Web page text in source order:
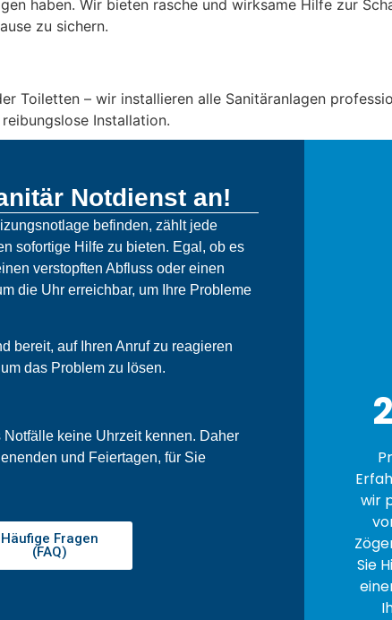
haben. Wir bieten rasche und wirksame Hilfe zur
zu sichern.
Toiletten – wir installieren alle Sanitäranlagen
Installation.
Notdienst an!
befinden, zählt jede
sofortige Hilfe zu bieten. Egal, ob es
verstopften Abfluss oder einen
die Uhr erreichbar, um Ihre Probleme
bereit, auf Ihren Anruf zu reagieren
das Problem zu lösen.
keine Uhrzeit kennen. Daher
und Feiertagen, für Sie
Häufige Fragen
(FAQ)
wir
Sie